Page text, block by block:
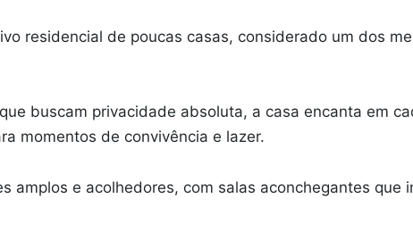
residencial de poucas casas, considerado um dos
buscam privacidade absoluta, a casa encanta em
momentos de convivência e lazer.
amplos e acolhedores, com salas aconchegantes